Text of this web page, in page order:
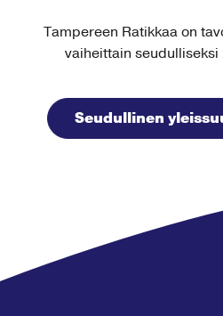
Tampereen Ratikkaa on
vaiheittain
Seudullinen